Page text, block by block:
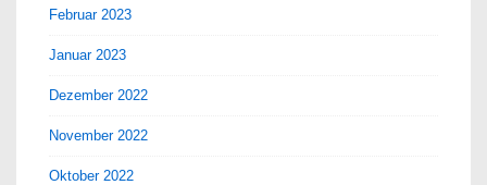
Februar 2023
Januar 2023
Dezember 2022
November 2022
Oktober 2022